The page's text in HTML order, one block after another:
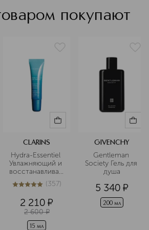
покупают
CLARINS
Hydra-Essentiel
Увлажняющий и
восстанавливающий
бальзам для губ
5из 5357 (357)
2 210 ¤
2 600 ¤
15 мл
GIVENCHY
Gentleman
Society Гель для
душа
5 340 ¤
200 мл